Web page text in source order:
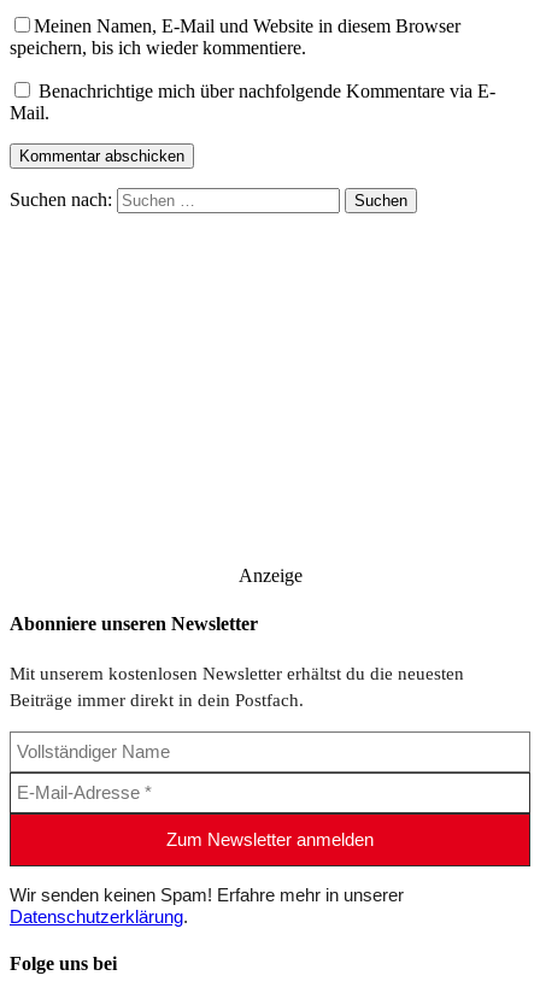
Meinen Namen, E-Mail und Website in diesem Browser
speichern, bis ich wieder kommentiere.
Benachrichtige mich über nachfolgende Kommentare via E-
Mail.
Suchen nach:
Anzeige
Abonniere unseren Newsletter
Mit unserem kostenlosen Newsletter erhältst du die neuesten
Beiträge immer direkt in dein Postfach.
Wir senden keinen Spam! Erfahre mehr in unserer
Datenschutzerklärung.
Folge uns bei